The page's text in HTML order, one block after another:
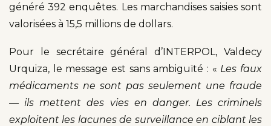
généré 392 enquêtes. Les marchandises saisies sont
valorisées à 15,5 millions de dollars.
Pour le secrétaire général d’INTERPOL, Valdecy
Urquiza, le message est sans ambiguïté : « Les faux
médicaments ne sont pas seulement une fraude
— ils mettent des vies en danger. Les criminels
exploitent les lacunes de surveillance en ciblant les